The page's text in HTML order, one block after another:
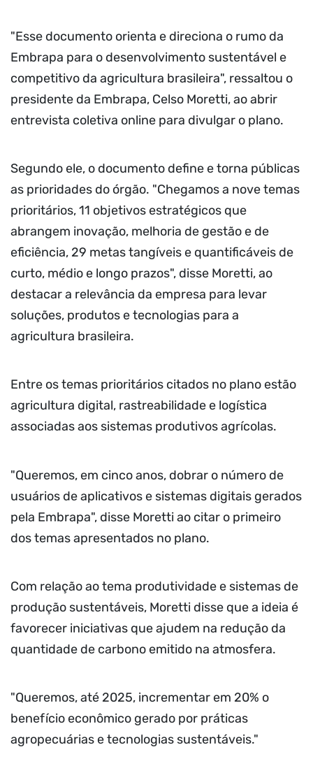
"Esse documento orienta e direciona o rumo da
Embrapa para o desenvolvimento sustentável e
competitivo da agricultura brasileira", ressaltou o
presidente da Embrapa, Celso Moretti, ao abrir
entrevista coletiva online para divulgar o plano.
Segundo ele, o documento define e torna públicas
as prioridades do órgão. "Chegamos a nove temas
prioritários, 11 objetivos estratégicos que
abrangem inovação, melhoria de gestão e de
eficiência, 29 metas tangíveis e quantificáveis de
curto, médio e longo prazos", disse Moretti, ao
destacar a relevância da empresa para levar
soluções, produtos e tecnologias para a
agricultura brasileira.
Entre os temas prioritários citados no plano estão
agricultura digital, rastreabilidade e logística
associadas aos sistemas produtivos agrícolas.
"Queremos, em cinco anos, dobrar o número de
usuários de aplicativos e sistemas digitais gerados
pela Embrapa", disse Moretti ao citar o primeiro
dos temas apresentados no plano.
Com relação ao tema produtividade e sistemas de
produção sustentáveis, Moretti disse que a ideia é
favorecer iniciativas que ajudem na redução da
quantidade de carbono emitido na atmosfera.
"Queremos, até 2025, incrementar em 20% o
benefício econômico gerado por práticas
agropecuárias e tecnologias sustentáveis."